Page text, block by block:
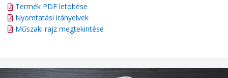
Termék PDF letöltése
Nyomtatási irányelvek
Műszaki rajz megtekintése